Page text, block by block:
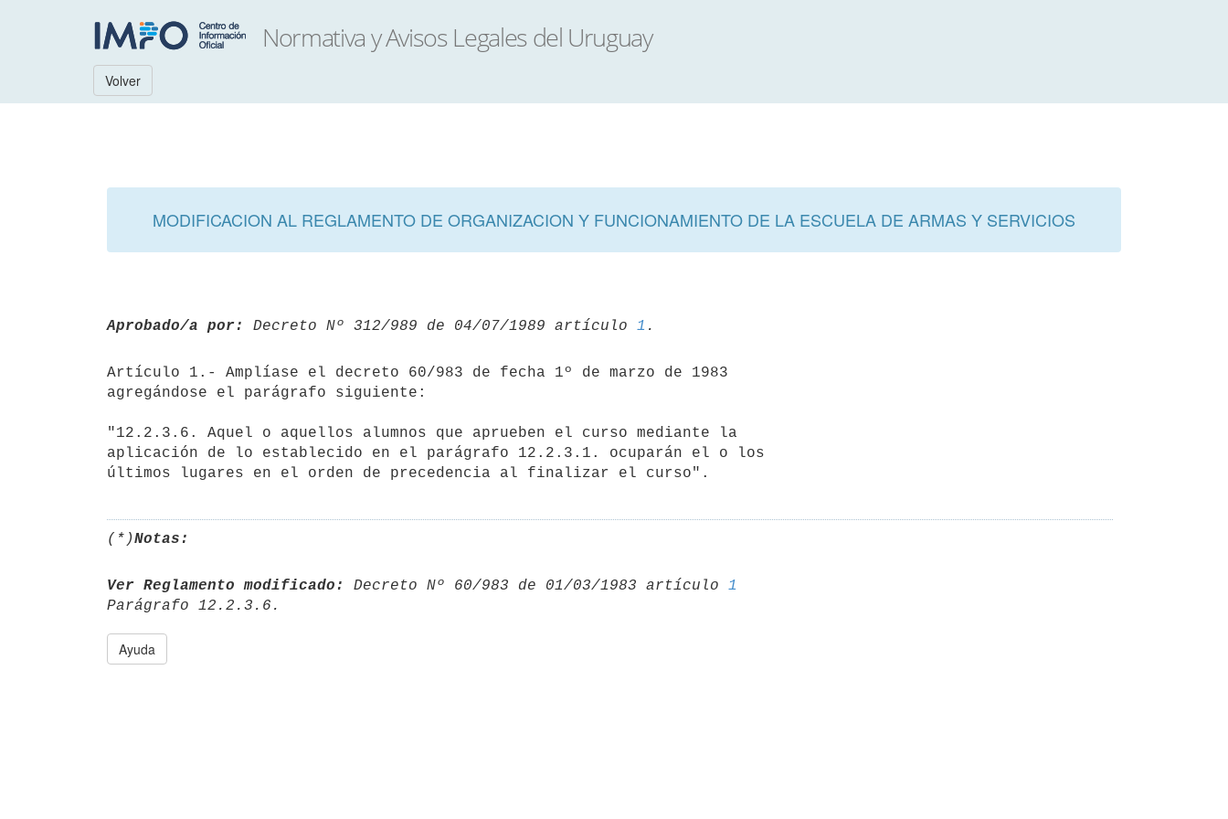
Volver
MODIFICACION AL REGLAMENTO DE ORGANIZACION Y FUNCIONAMIENTO DE LA ESCUELA DE ARMAS Y SERVICIOS
Aprobado/a por: Decreto Nº 312/989 de 04/07/1989 artículo 1
Artículo 1.- Amplíase el decreto 60/983 de fecha 1º de marzo de 1983
agregándose el parágrafo siguiente:
"12.2.3.6. Aquel o aquellos alumnos que aprueben el curso mediante la
aplicación de lo establecido en el parágrafo 12.2.3.1. ocuparán el o los
(*)Notas:
Ver Reglamento modificado: Decreto Nº 60/983 de 01/03/1983 artículo 1
Ayuda